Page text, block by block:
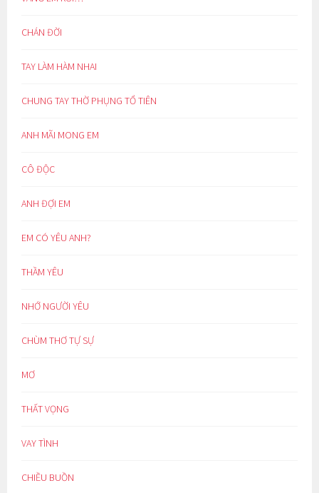
CHÁN ĐỜI
TAY LÀM HÀM NHAI
CHUNG TAY THỜ PHỤNG TỔ TIÊN
ANH MÃI MONG EM
CÔ ĐỘC
ANH ĐỢI EM
EM CÓ YÊU ANH?
THẦM YÊU
NHỚ NGƯỜI YÊU
CHÙM THƠ TỰ SỰ
MƠ
THẤT VỌNG
VAY TÌNH
CHIỀU BUỒN